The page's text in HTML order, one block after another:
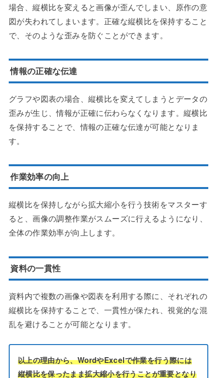
場合、縦横比を変えると画像が歪んでしまい、原作の意
図が失われてしまいます。正確な縦横比を保持すること
で、そのような歪みを防ぐことができます。
情報の正確な伝達
グラフや図表の場合、縦横比を変えてしまうとデータの
歪みが生じ、情報が正確に伝わらなくなります。縦横比
を保持することで、情報の正確な伝達が可能となりま
す。
作業効率の向上
縦横比を保持しながら拡大縮小を行う技術をマスターす
ると、画像の調整作業がスムーズに行えるようになり、
全体の作業効率が向上します。
資料の一貫性
資料内で複数の画像や図表を利用する際に、それぞれの
縦横比を保持することで、一貫性が保たれ、視覚的な混
乱を避けることが可能となります。
以上の理由から、WordやExcelで作業を行う際には
縦横比を保ったまま拡大縮小を行うことが重要となり